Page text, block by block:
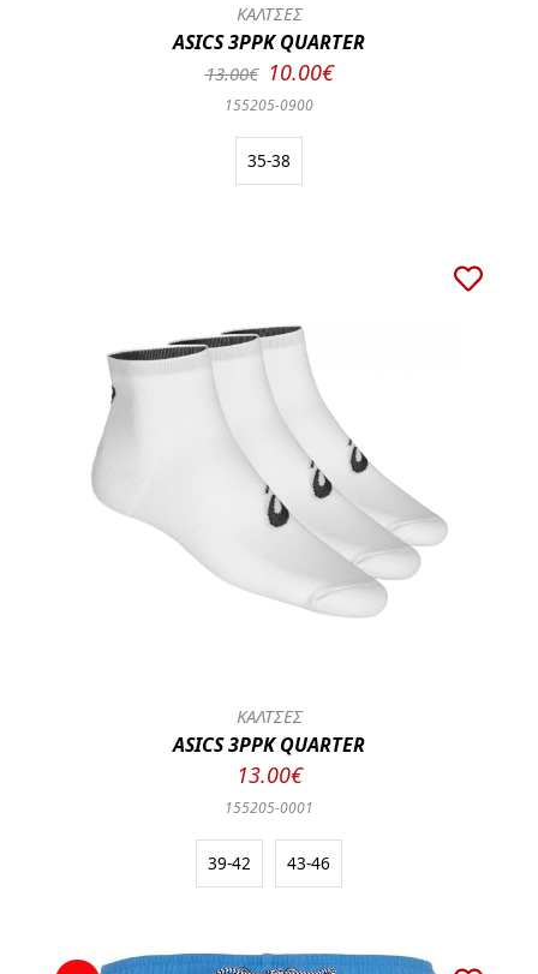
ΚΑΛΤΣΕΣ
ASICS 3PPK QUARTER
13.00€ 10.00€
155205-0900
35-38
ΚΑΛΤΣΕΣ
ASICS 3PPK QUARTER
13.00€
155205-0001
39-42 43-46